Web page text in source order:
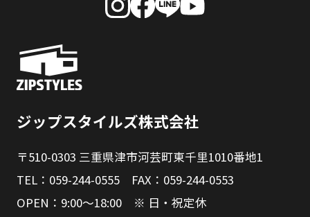
ジップスタイルズ株式会社
〒510-0303 三重県津市河芸町東千里1010番地1
TEL：059-244-0555 FAX：059-244-0553
OPEN：9:00～18:00 ※ 日・祝定休